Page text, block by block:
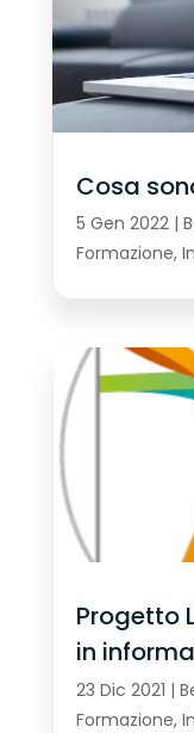
Cosa
5 Gen 2022|
Formazione,
Progetto
in
23 Dic 2021 |
Formazione,